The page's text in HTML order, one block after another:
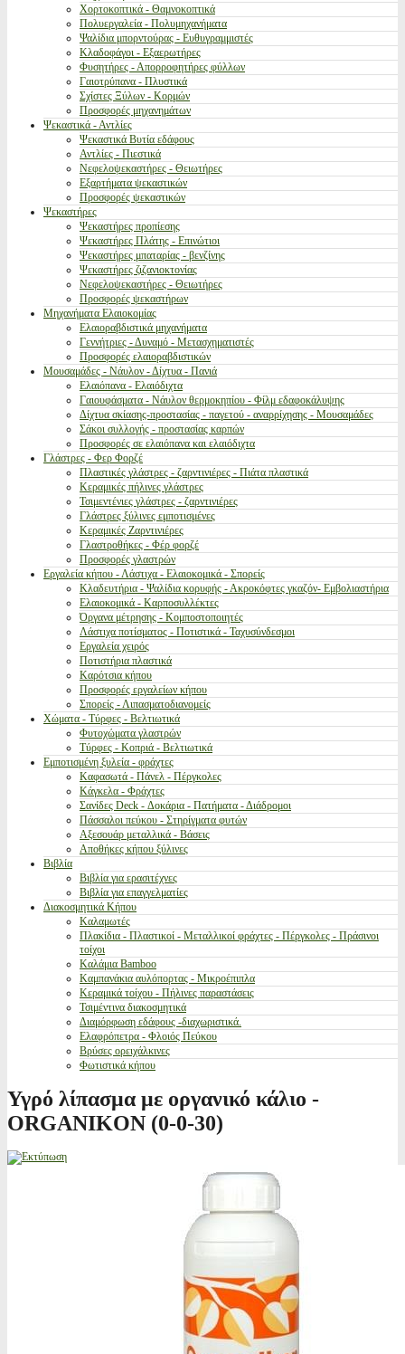
Χορτοκοπτικά - Θαμνοκοπτικά
Πολυεργαλεία - Πολυμηχανήματα
Ψαλίδια μπορντούρας - Ευθυγραμμιστές
Κλαδοφάγοι - Εξαερωτήρες
Φυσητήρες - Απορροφητήρες φύλλων
Γαιοτρύπανα - Πλυστικά
Σχίστες Ξύλων - Κορμών
Προσφορές μηχανημάτων
Ψεκαστικά - Αντλίες
Ψεκαστικά Βυτία εδάφους
Αντλίες - Πιεστικά
Νεφελοψεκαστήρες - Θειωτήρες
Εξαρτήματα ψεκαστικών
Προσφορές ψεκαστικών
Ψεκαστήρες
Ψεκαστήρες προπίεσης
Ψεκαστήρες Πλάτης - Επινώτιοι
Ψεκαστήρες μπαταρίας - βενζίνης
Ψεκαστήρες ζιζανιοκτονίας
Νεφελοψεκαστήρες - Θειωτήρες
Προσφορές ψεκαστήρων
Μηχανήματα Ελαιοκομίας
Ελαιοραβδιστικά μηχανήματα
Γεννήτριες - Δυναμό - Μετασχηματιστές
Προσφορές ελαιοραβδιστικών
Μουσαμάδες - Νάυλον - Δίχτυα - Πανιά
Ελαιόπανα - Ελαιόδιχτα
Γαιουφάσματα - Νάυλον θερμοκηπίου - Φίλμ εδαφοκάλυψης
Δίχτυα σκίασης-προστασίας - παγετού - αναρρίχησης - Μουσαμάδες
Σάκοι συλλογής - προστασίας καρπών
Προσφορές σε ελαιόπανα και ελαιόδιχτα
Γλάστρες - Φερ Φορζέ
Πλαστικές γλάστρες - ζαρντινιέρες - Πιάτα πλαστικά
Κεραμικές πήλινες γλάστρες
Τσιμεντένιες γλάστρες - ζαρντινιέρες
Γλάστρες ξύλινες εμποτισμένες
Κεραμικές Ζαρντινιέρες
Γλαστροθήκες - Φέρ φορζέ
Προσφορές γλαστρών
Εργαλεία κήπου - Λάστιχα - Ελαιοκομικά - Σπορείς
Κλαδευτήρια - Ψαλίδια κορυφής - Ακροκόφτες γκαζόν- Εμβολιαστήρια
Ελαιοκομικά - Καρποσυλλέκτες
Όργανα μέτρησης - Κομποστοποιητές
Λάστιχα ποτίσματος - Ποτιστικά - Ταχυσύνδεσμοι
Εργαλεία χειρός
Ποτιστήρια πλαστικά
Καρότσια κήπου
Προσφορές εργαλείων κήπου
Σπορείς - Λιπασματοδιανομείς
Χώματα - Τύρφες - Βελτιωτικά
Φυτοχώματα γλαστρών
Τύρφες - Κοπριά - Βελτιωτικά
Εμποτισμένη ξυλεία - φράχτες
Καφασωτά - Πάνελ - Πέργκολες
Κάγκελα - Φράχτες
Σανίδες Deck - Δοκάρια - Πατήματα - Διάδρομοι
Πάσσαλοι πεύκου - Στηρίγματα φυτών
Αξεσουάρ μεταλλικά - Βάσεις
Αποθήκες κήπου ξύλινες
Βιβλία
Βιβλία για ερασιτέχνες
Βιβλία για επαγγελματίες
Διακοσμητικά Κήπου
Καλαμωτές
Πλακίδια - Πλαστικοί - Μεταλλικοί φράχτες - Πέργκολες - Πράσινοι
τοίχοι
Καλάμια Bamboo
Καμπανάκια αυλόπορτας - Μικροέπιπλα
Κεραμικά τοίχου - Πήλινες παραστάσεις
Τσιμέντινα διακοσμητικά
Διαμόρφωση εδάφους -διαχωριστικά.
Ελαφρόπετρα - Φλοιός Πεύκου
Βρύσες ορειχάλκινες
Φωτιστικά κήπου
Υγρό λίπασμα με οργανικό κάλιο -
ORGANIKON (0-0-30)